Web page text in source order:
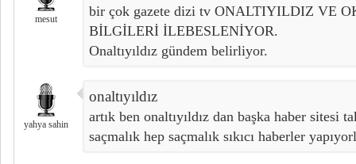
mesut
bir çok gazete dizi tv ONALTIYILDIZ VE
BİLGİLERİ İLEBESLENİYOR.
Onaltıyıldız gündem belirliyor.
yahya sahin
onaltıyıldız
artık ben onaltıyıldız dan başka haber sitesi
saçmalık hep saçmalık sıkıcı haberler